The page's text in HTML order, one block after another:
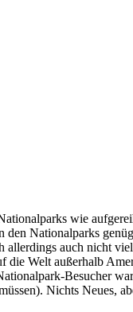
wie
Nationalparks
auch nicht
Welt außerhalb
Besucher
Nichts Neues,